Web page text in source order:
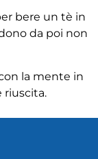
bere un tè in
da poi non
la mente in
riuscita.